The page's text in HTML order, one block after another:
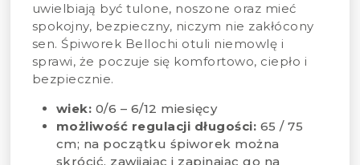
uwielbiają być tulone, noszone oraz mieć
spokojny, bezpieczny, niczym nie zakłócony
sen. Śpiworek Bellochi otuli niemowlę i
sprawi, że poczuje się komfortowo, ciepło i
bezpiecznie.
wiek: 0/6 – 6/12 miesięcy
możliwość regulacji długości: 65 / 75
cm; na początku śpiworek można
skrócić, zawijając i zapinając go na